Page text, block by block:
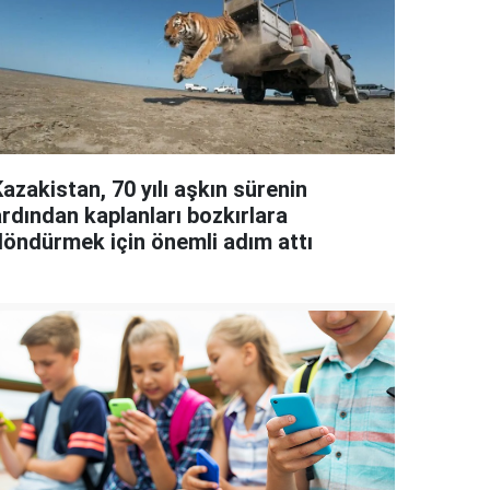
70 yılı aşkın sürenin
kaplanları bozkırlara
için önemli adım attı